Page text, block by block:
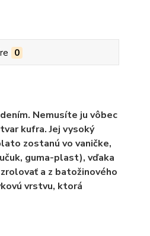
0
Nemusíte ju vôbec
kufra. Jej vysoký
zostanú vo vaničke,
guma-plast), vďaka
a z batožinového
vrstvu, ktorá